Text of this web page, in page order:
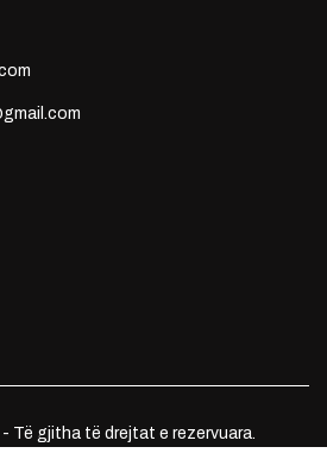
Të gjitha të drejtat e rezervuara.